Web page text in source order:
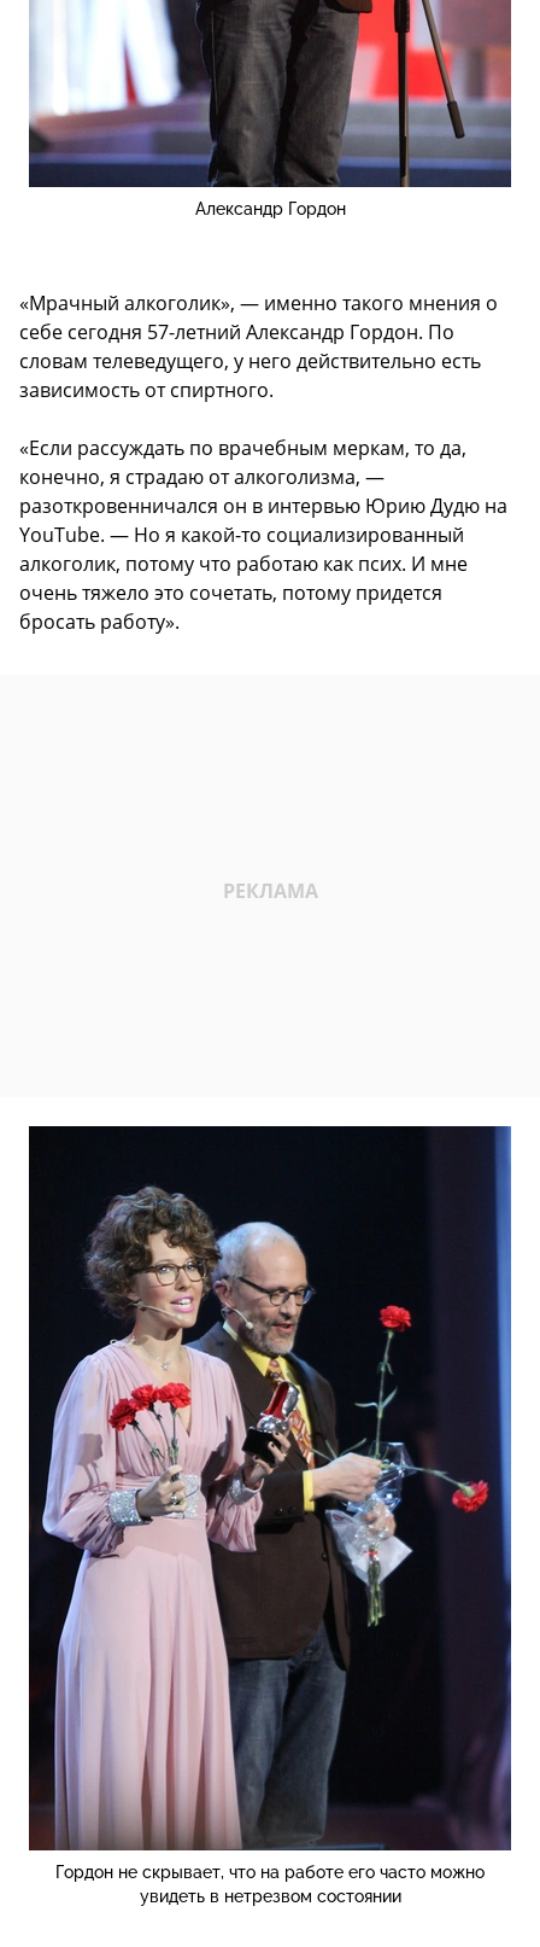
Александр Гордон
«Мрачный алкоголик», — именно такого мнения о
себе сегодня 57-летний Александр Гордон. По
словам телеведущего, у него действительно есть
зависимость от спиртного.
«Если рассуждать по врачебным меркам, то да,
конечно, я страдаю от алкоголизма, —
разоткровенничался он в интервью Юрию Дудю на
YouTube. — Но я какой-то социализированный
алкоголик, потому что работаю как псих. И мне
очень тяжело это сочетать, потому придется
бросать работу».
Гордон не скрывает, что на работе его часто можно
увидеть в нетрезвом состоянии